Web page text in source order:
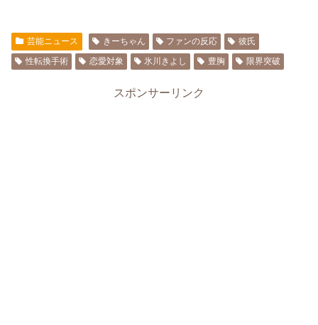
芸能ニュース きーちゃん ファンの反応
彼氏
性転換手術
恋愛対象 氷川きよし 豊胸 限界突破
スポンサーリンク